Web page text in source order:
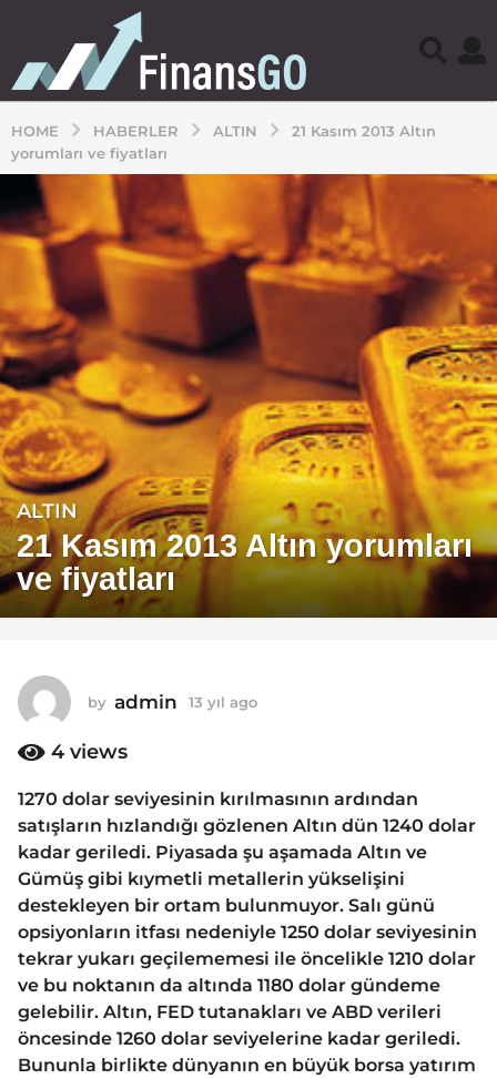
HOME HABERLER ALTIN
21 Kasım 2013 Altın
yorumları ve fiyatları
1
3
y
ı
l
o
1
3
ı
l
a
g
o
ALTIN
21 Kasım 2013 Altın yorumları
ve fiyatları
by admin 13 yıl ago
a
g
o
4 views
1270 dolar seviyesinin kırılmasının ardından
satışların hızlandığı gözlenen Altın dün 1240 dolar
kadar geriledi. Piyasada şu aşamada Altın ve
Gümüş gibi kıymetli metallerin yükselişini
destekleyen bir ortam bulunmuyor. Salı günü
opsiyonların itfası nedeniyle 1250 dolar seviyesinin
tekrar yukarı geçilememesi ile öncelikle 1210 dolar
ve bu noktanın da altında 1180 dolar gündeme
gelebilir. Altın, FED tutanakları ve ABD verileri
öncesinde 1260 dolar seviyelerine kadar geriledi.
Bununla birlikte dünyanın en büyük borsa yatırım